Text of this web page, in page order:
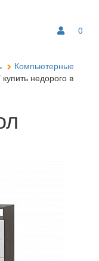
0
Компьютерные
недорого в